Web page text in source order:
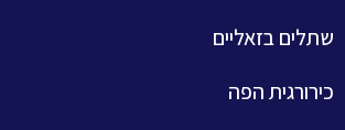
שתלים בזאליים
כירורגית הפה